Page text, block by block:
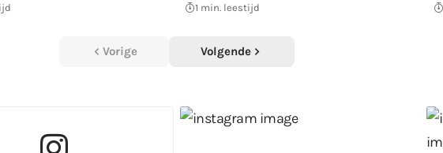
1 min. leestijd
Vorige Volgende